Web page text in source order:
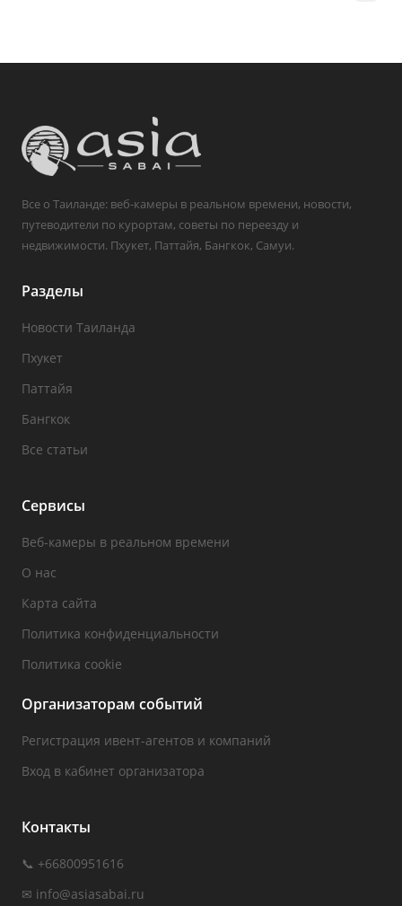
Все о Таиланде: веб-камеры в реальном времени, новости,
путеводители по курортам, советы по переезду и
недвижимости. Пхукет, Паттайя, Бангкок, Самуи.
Разделы
Новости Таиланда
Пхукет
Паттайя
Бангкок
Все статьи
Сервисы
Веб-камеры в реальном времени
О нас
Карта сайта
Политика конфиденциальности
Политика cookie
Организаторам событий
Регистрация ивент-агентов и компаний
Вход в кабинет организатора
Контакты
📞 +66800951616
✉ info@asiasabai.ru